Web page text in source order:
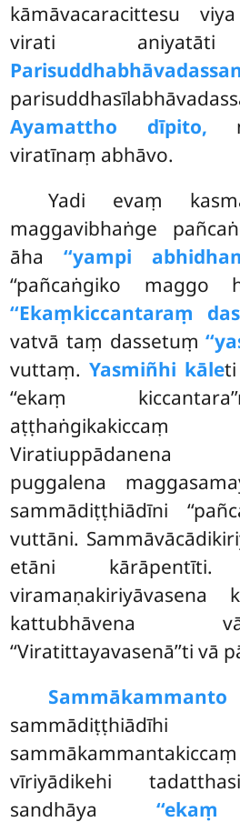
kāmāvacaracittesu
virati aniyatāti
Ayamattho dīpito,
viratīnaṃ abhāvo.
Yadi evaṃ
maggavibhaṅge
āha‘‘yampi
‘‘pañcaṅgiko maggo
‘‘Ekaṃkiccantaraṃ
vatvā taṃ dassetuṃ
vuttaṃ. Yasmiñhi kāleti
‘‘ekaṃ
Viratiuppādanena
puggalena
sammādiṭṭhiādīni
vuttāni.
etāni
viramaṇakiriyāvasena
kattubhāvena
‘‘Viratittayavasenā’’ti vā
sammādiṭṭhiādīhi
vīriyādikehi
sandhāya